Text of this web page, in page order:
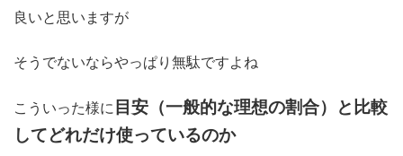
良いと思いますが
そうでないならやっぱり無駄ですよね
こういった様に 目安（一般的な理想の割合）と比較
してどれだけ使っているのか